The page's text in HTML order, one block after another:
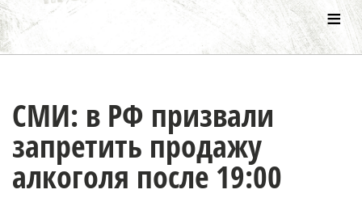
≡
СМИ: в РФ призвали
запретить продажу
алкоголя после 19:00